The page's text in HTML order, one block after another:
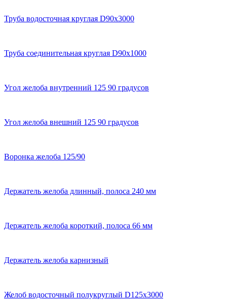
Труба водосточная круглая D90х3000
Труба соединительная круглая D90х1000
Угол желоба внутренний 125 90 градусов
Угол желоба внешний 125 90 градусов
Воронка желоба 125/90
Держатель желоба длинный, полоса 240 мм
Держатель желоба короткий, полоса 66 мм
Держатель желоба карнизный
Желоб водосточный полукруглый D125х3000